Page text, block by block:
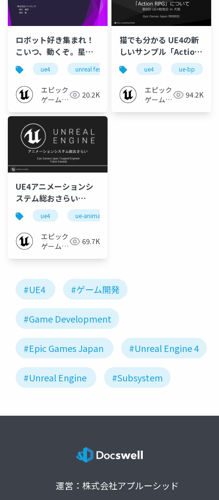
ロボット好き集まれ！
こいつ、動くぞ。星と
翼のパラドクス開発事
例【UNREAL FEST
EAST 2018】
ue4 unreal fest east 2018 unreal fest
エピック
ゲームズ
20.2K
猫でも分かる UE4の新
しいサンプル「Action
RPG」について【第８
回UE4勉強会 in 大阪
2018】
ue4 ue-bp
エピック
ゲームズ
94.2K
UE4アニメーションシ
ステム総おさらい
【CEDEC 2018】
ue4 ue-animation
エピック
ゲームズ
69.7K
#UE4 #ゲーム開発
#Game Development
#Epic Games Japan #Unreal Engine 4
#Unreal Engine #Subsystem
運営：株式会社アプルーシッド